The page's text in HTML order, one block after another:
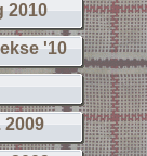
2010
'10
2009